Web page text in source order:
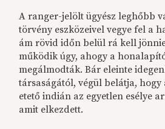
A ranger-jelölt ügyész leghőbb
törvény eszközeivel vegye fel a
ám rövid időn belül rá kell
működik úgy, ahogy a
megálmodták. Bár eleinte
társaságától, végül belátja,
etető indián az egyetlen esélye
amit elkezdett.